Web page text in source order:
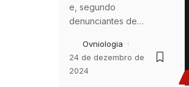
e, segundo
denunciantes de…
Ovniologia
24 de dezembro de
2024